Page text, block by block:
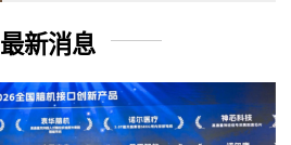
最新消息